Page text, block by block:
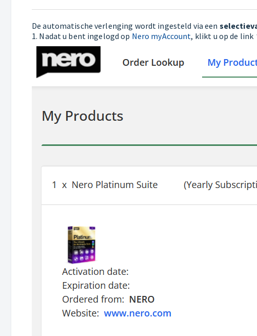
De automatische verlenging wordt ingesteld via een
1. Nadat u bent ingelogd op Nero myAccount, klikt u op de link